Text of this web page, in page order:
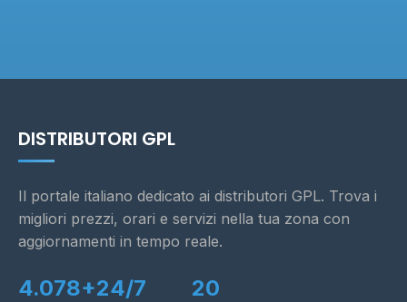
DISTRIBUTORI GPL
Il portale italiano dedicato ai distributori GPL. Trova i
migliori prezzi, orari e servizi nella tua zona con
aggiornamenti in tempo reale.
4.078+24/7 20